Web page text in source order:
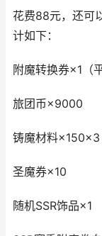
花费88元，还可
计如下：
附魔转换券×1（
旅团币×9000
铸魔材料×150×3
圣魔券×10
随机SSR饰品×1